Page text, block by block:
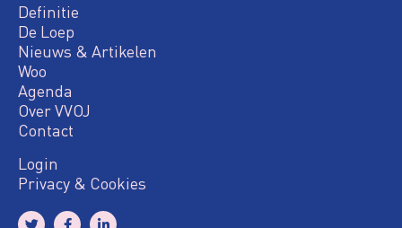
Definitie
De Loep
Nieuws & Artikelen
Woo
Agenda
Over VVOJ
Contact
Login
Privacy & Cookies